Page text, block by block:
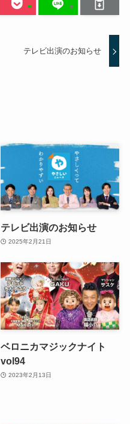
テレビ出演のお知らせ
テレビ出演のお知らせ
2025年2月21日
ベロニカマジックナイト
vol94
2023年2月13日